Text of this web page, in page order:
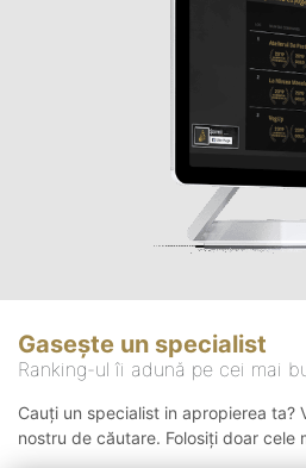
Gasește un specialist
Ranking-ul îi adună pe cei mai
Cauți un specialist in apropierea ta?
nostru de căutare. Folosiți doar cele